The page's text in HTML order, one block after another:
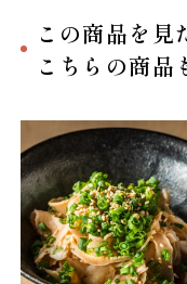
この商品を見
こちらの商品